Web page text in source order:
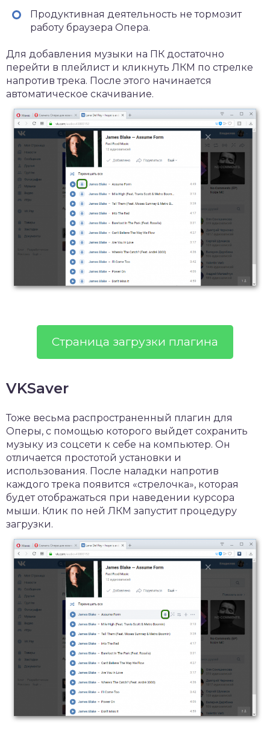
Продуктивная деятельность не тормозит
работу браузера Опера.
Для добавления музыки на ПК достаточно
перейти в плейлист и кликнуть ЛКМ по стрелке
напротив трека. После этого начинается
автоматическое скачивание.
Страница загрузки плагина
VKSaver
Тоже весьма распространенный плагин для
Оперы, с помощью которого выйдет сохранить
музыку из соцсети к себе на компьютер. Он
отличается простотой установки и
использования. После наладки напротив
каждого трека появится «стрелочка», которая
будет отображаться при наведении курсора
мыши. Клик по ней ЛКМ запустит процедуру
загрузки.